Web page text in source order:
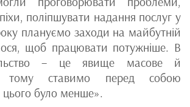
поліпшувати надання послуг у
плануємо заходи на майбутній
щоб працювати потужніше. В
– це явище масове й
тому ставимо перед собою
було менше».